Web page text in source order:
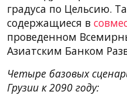
градуса по Цельсию.
содержащиеся в
проведенном
Азиатским Банком
Четыре базовых
Грузии к 2090 году: